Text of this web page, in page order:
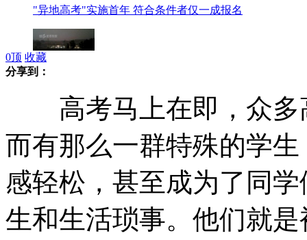
"异地高考"实施首年 符合条件者仅一成报名
高考首日北京大雨倾盆
高考生五花八门的解压大法
美女大学生用西瓜皮食堂打饭
0顶 收藏
分享到：
高考马上在即，众多
而有那么一群特殊的学
感轻松，甚至成为了同
生和生活琐事。他们就